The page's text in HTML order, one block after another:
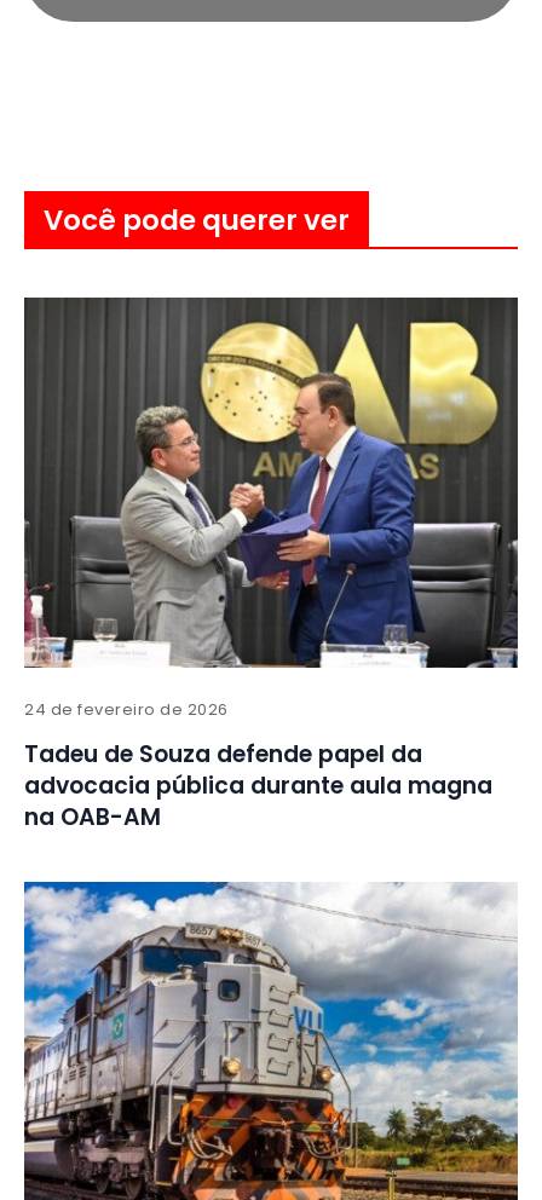
Você pode querer ver
24 de fevereiro de 2026
Tadeu de Souza defende papel da
advocacia pública durante aula magna
na OAB-AM